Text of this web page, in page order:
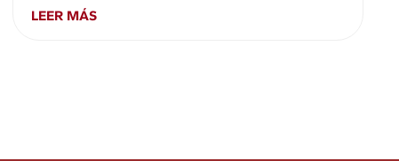
LEER MÁS